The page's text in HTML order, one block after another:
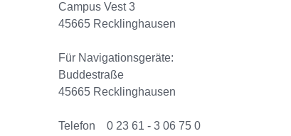
Campus Vest 3
45665 Recklinghausen
Für Navigationsgeräte:
Buddestraße
45665 Recklinghausen
Telefon 0 23 61 - 3 06 75 0